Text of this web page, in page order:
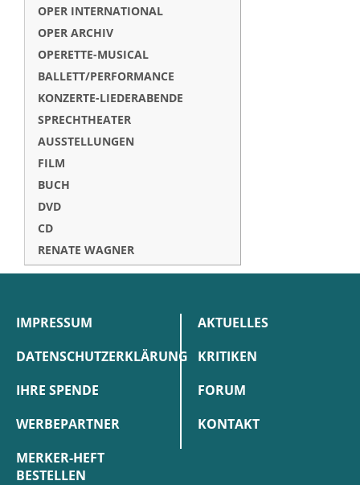
OPER INTERNATIONAL
OPER ARCHIV
OPERETTE-MUSICAL
BALLETT/PERFORMANCE
KONZERTE-LIEDERABENDE
SPRECHTHEATER
AUSSTELLUNGEN
FILM
BUCH
DVD
CD
RENATE WAGNER
IMPRESSUM
DATENSCHUTZERKLÄRUNG
IHRE SPENDE
WERBEPARTNER
MERKER-HEFT
BESTELLEN
AKTUELLES
KRITIKEN
FORUM
KONTAKT